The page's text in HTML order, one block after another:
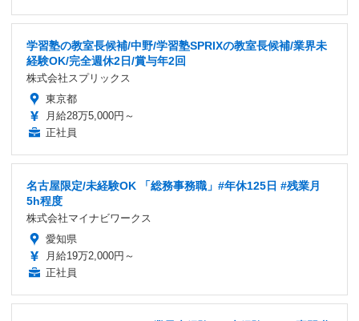
学習塾の教室長候補/中野/学習塾SPRIXの教室長候補/業界未
経験OK/完全週休2日/賞与年2回
株式会社スプリックス
東京都
月給28万5,000円～
正社員
名古屋限定/未経験OK 「総務事務職」#年休125日 #残業月
5h程度
株式会社マイナビワークス
愛知県
月給19万2,000円～
正社員